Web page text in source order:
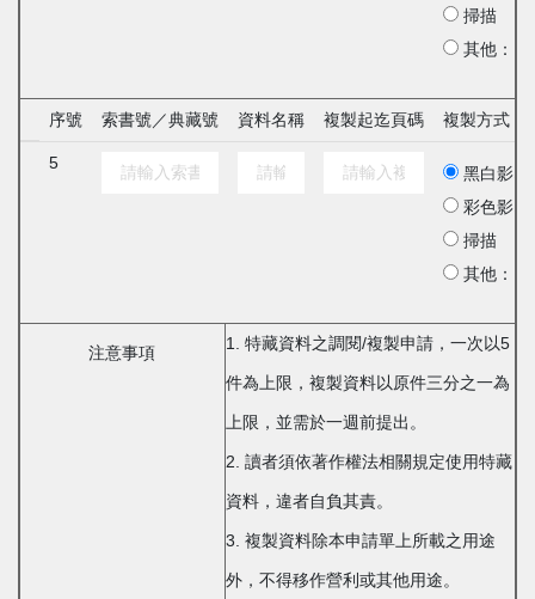
掃描
其他：
序號 索書號／典藏號 資料名稱 複製起迄頁碼 複製方式
5
黑白影印
彩色影印
掃描
其他：
注意事項
1. 特藏資料之調閱/複製申請，一次以5
件為上限，複製資料以原件三分之一為
上限，並需於一週前提出。
2. 讀者須依著作權法相關規定使用特藏
資料，違者自負其責。
3. 複製資料除本申請單上所載之用途
外，不得移作營利或其他用途。